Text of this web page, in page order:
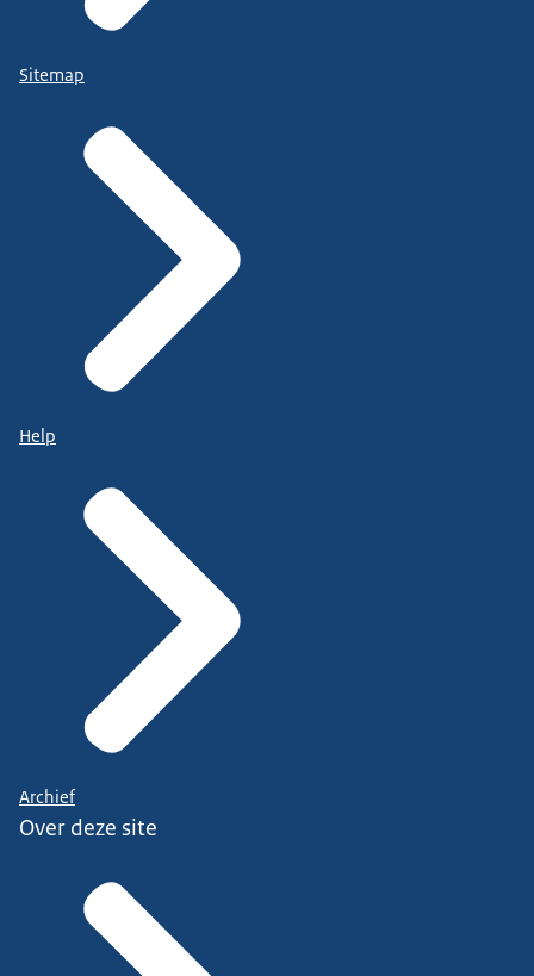
Sitemap
Help
Archief
Over deze site